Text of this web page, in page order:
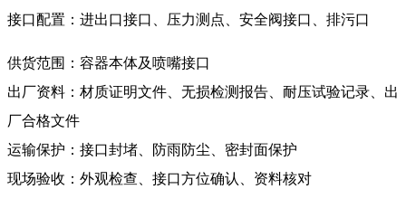
接口配置：进出口接口、压力测点、安全阀接口、排污口
供货范围：容器本体及喷嘴接口
出厂资料：材质证明文件、无损检测报告、耐压试验记录、出
厂合格文件
运输保护：接口封堵、防雨防尘、密封面保护
现场验收：外观检查、接口方位确认、资料核对